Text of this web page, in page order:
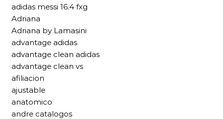
adidas messi 16.4 fxg
Adriana
Adriana by Lamasini
advantage adidas
advantage clean adidas
advantage clean vs
afiliacion
ajustable
anatomico
andre catalogos